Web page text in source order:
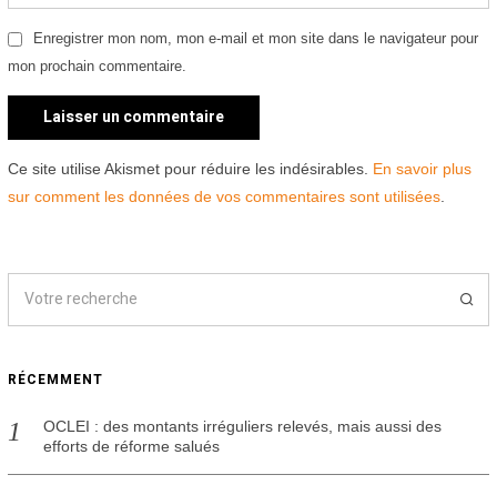
Enregistrer mon nom, mon e-mail et mon site dans le navigateur pour
mon prochain commentaire.
Ce site utilise Akismet pour réduire les indésirables. En savoir plus
sur comment les données de vos commentaires sont utilisées.
RÉCEMMENT
OCLEI : des montants irréguliers relevés, mais aussi des
efforts de réforme salués